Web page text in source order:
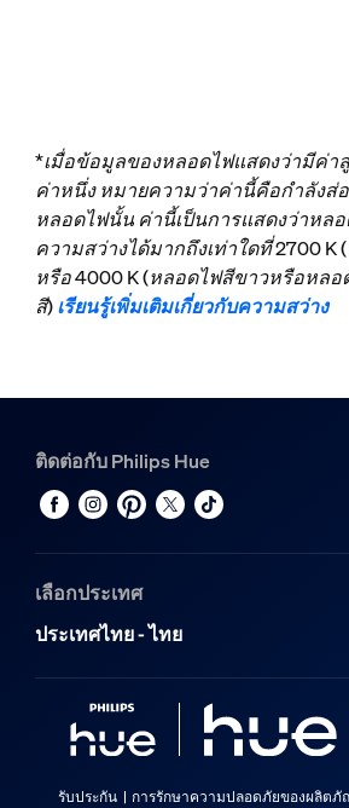
*เมื่อข้อมูลของหลอดไฟแสดงว่ามีค่าลู
ค่าหนึ่ง หมายความว่าค่านี้คือกำลังส่
หลอดไฟนั้น ค่านี้เป็นการแสดงว่าหล
ความสว่างได้มากถึงเท่าใดที่ 2700 K
หรือ 4000 K (หลอดไฟสีขาวหรือหล
สี)เรียนรู้เพิ่มเติมเกี่ยวกับความสว่าง
ติดต่อกับ Philips Hue
เลือกประเทศ
ประเทศไทย - ไทย
รับประกัน การรักษาความปลอดภัยของผลิต